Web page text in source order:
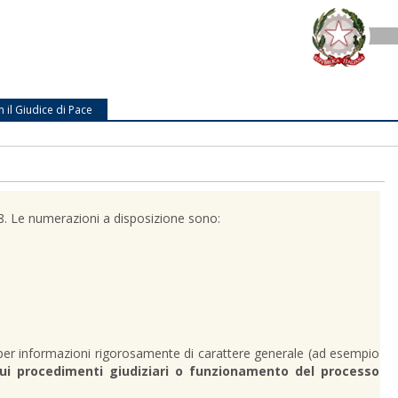
il Giudice di Pace
Le numerazioni a disposizione sono:
informazioni rigorosamente di carattere generale (ad esempio
procedimenti giudiziari o funzionamento del processo